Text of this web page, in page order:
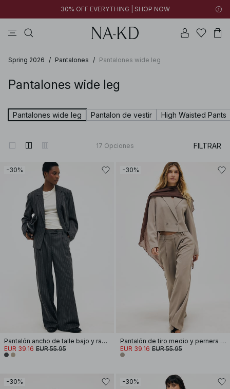
30% OFF EVERYTHING | SHOP NOW
Spring 2026 / Pantalones / Pantalones wide leg
Pantalones wide leg
Pantalones wide leg Pantalon de vestir High Waisted Pants
17 Opciones FILTRAR
-30%
Pantalón ancho de talle bajo y raya diplomática
EUR 39.16 EUR 55.95
-30%
Pantalón de tiro medio y pernera ancha
EUR 39.16 EUR 55.95
-30% -30%